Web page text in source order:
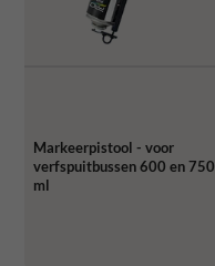
Markeerpistool - voor
verfspuitbussen 600 en 750
ml